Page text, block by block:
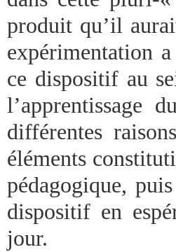
produit qu’il
expérimentation
ce dispositif au
l’apprentissage
différentes
éléments
pédagogique,
dispositif en
jour.